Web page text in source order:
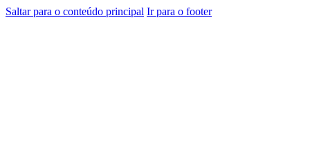
Saltar para o conteúdo principal Ir para o footer